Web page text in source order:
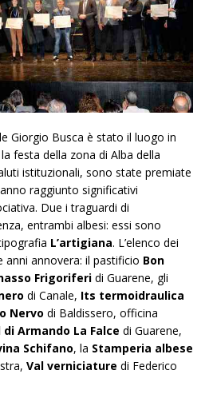
Giorgio Busca è stato il luogo in
festa della zona di Alba della
istituzionali, sono state premiate
raggiunto significativi
Due i traguardi di
entrambi albesi: essi sono
L’artigiana. L’elenco dei
annovera: il pastificio Bon
Frigoriferi di Guarene, gli
di Canale, Its termoidraulica
Nervo di Baldissero, officina
Armando La Falce di Guarene,
Schifano, la Stamperia albese
Val verniciature di Federico